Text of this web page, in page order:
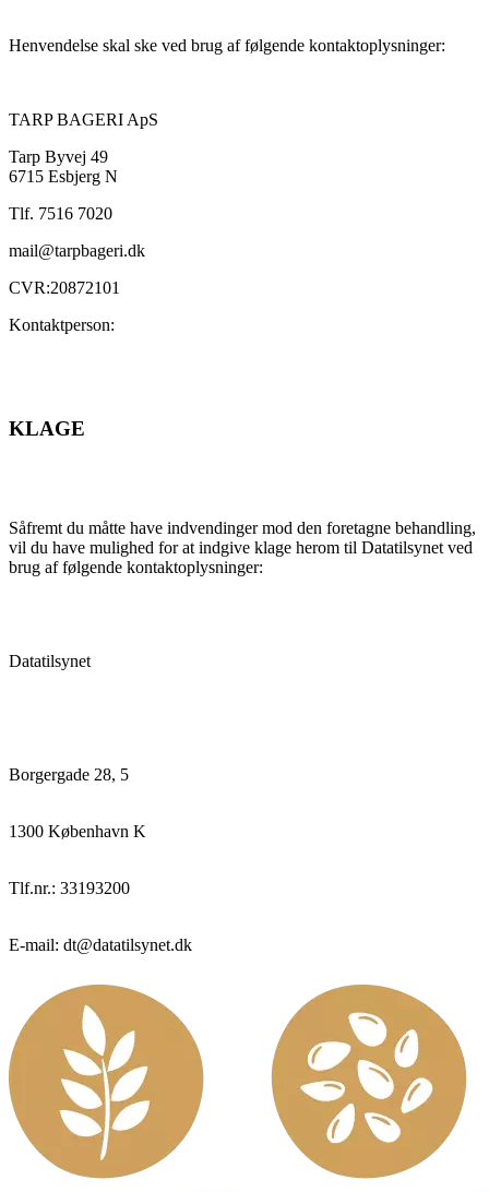
Henvendelse skal ske ved brug af følgende kontaktoplysninger:
TARP BAGERI ApS
Tarp Byvej 49
6715 Esbjerg N
Tlf. 7516 7020
mail@tarpbageri.dk
CVR:20872101
Kontaktperson:
KLAGE
Såfremt du måtte have indvendinger mod den foretagne behandling,
vil du have mulighed for at indgive klage herom til Datatilsynet ved
brug af følgende kontaktoplysninger:
Datatilsynet
Borgergade 28, 5
1300 København K
Tlf.nr.: 33193200
E-mail: dt@datatilsynet.dk